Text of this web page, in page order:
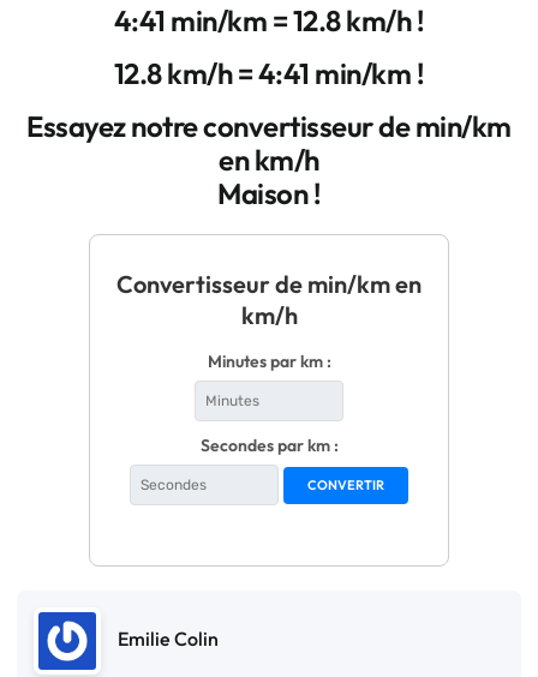
4:41 min/km = 12.8 km/h !
12.8 km/h = 4:41 min/km !
Essayez notre convertisseur de min/km
en km/h
Maison !
Convertisseur de min/km en
km/h
Minutes par km :
Secondes par km :
CONVERTIR
Emilie Colin